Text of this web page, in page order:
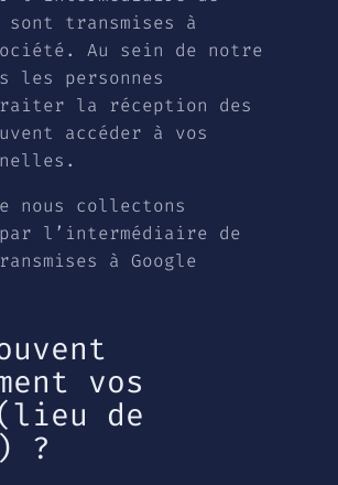
transmises à
Au sein de notre
les personnes
la réception des
accéder à vos
nous collectons
l’intermédiaire de
à Google
vos
de
?